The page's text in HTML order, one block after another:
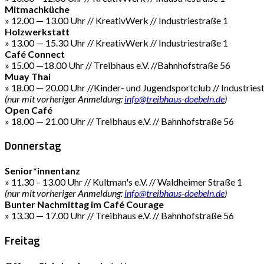
Mitmachküche
» 12.00 — 13.00 Uhr // KreativWerk // Industriestraße 1
Holzwerkstatt
» 13.00 — 15.30 Uhr // KreativWerk // Industriestraße 1
Café Connect
» 15.00 —18.00 Uhr // Treibhaus e.V. //Bahnhofstraße 56
Muay Thai
» 18.00 — 20.00 Uhr //Kinder- und Jugendsportclub //
(nur mit vorheriger Anmeldung: info@treibhaus-doebeln.de)
Open Café
» 18.00 — 21.00 Uhr // Treibhaus e.V. // Bahnhofstraße 56
Donnerstag
Senior*innentanz
» 11.30 – 13.00 Uhr // Kultman's e.V. // Waldheimer Straße 1
(nur mit vorheriger Anmeldung: info@treibhaus-doebeln.de)
Bunter Nachmittag im Café Courage
» 13.30 — 17.00 Uhr // Treibhaus e.V. // Bahnhofstraße 56
Freitag